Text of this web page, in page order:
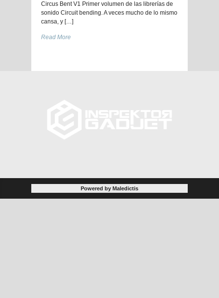
Circus Bent V1 Primer volumen de las librerías de
sonido Circuit bending. A veces mucho de lo mismo
cansa, y […]
Read More
Powered by Maledictis